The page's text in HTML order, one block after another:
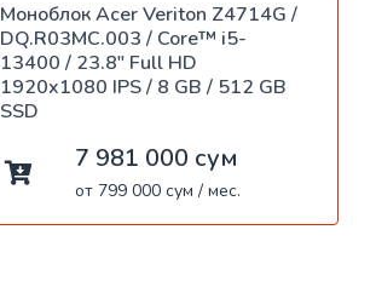
Моноблок Acer Veriton Z4714G /
DQ.R03MC.003 / Core™ i5-
13400 / 23.8" Full HD
1920x1080 IPS / 8 GB / 512 GB
SSD
7 981 000 сум
от 799 000 сум / мес.